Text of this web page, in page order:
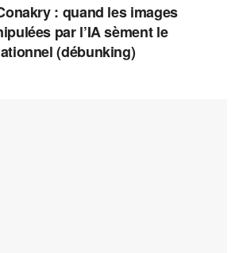
: quand les images
par l’IA sèment le
(débunking)